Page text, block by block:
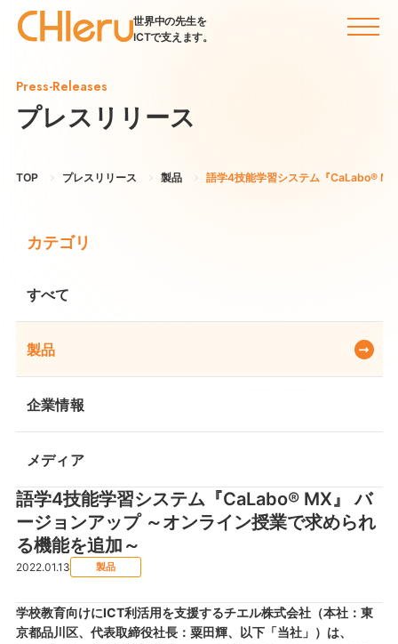
世界中の先生を
ICTで支えます。
Press-Releases
プレスリリース
TOP プレスリリース 製品 語学4技能学習システム『CaLabo®
カテゴリ
すべて
製品
企業情報
メディア
語学4技能学習システム『CaLabo® MX』 バ
ージョンアップ ～オンライン授業で求められ
る機能を追加～
2022.01.13 製品
学校教育向けにICT利活用を支援するチエル株式会社（本社：東
京都品川区、代表取締役社長：粟田輝、以下「当社」）は、